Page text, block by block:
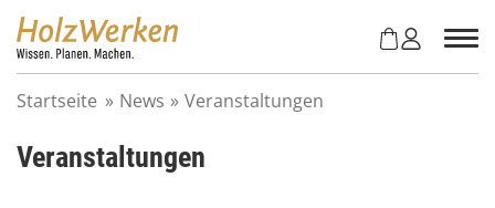
Startseite » News » Veranstaltungen
Veranstaltungen